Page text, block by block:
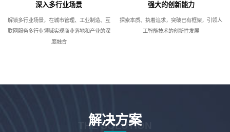
深入多行业场景
解锁多行业场景，在城市管理、工业制造、互
联网服务多行业领域实现商业落地和产业的深
度融合
强大的创新能力
探索本质、执着追求，突破已有框架，引领人
工智能技术的创新性发展
解决方案
THE SOLUTION